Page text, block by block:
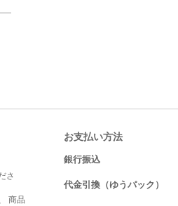
さ
商品
お支払い方法
銀行振込
代金引換（ゆうパック）